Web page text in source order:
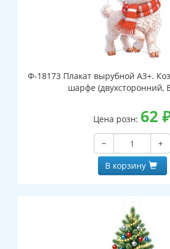
Ф-18173 Плакат вырубной А3+.
шарфе (двухсторонний,
Цена розн: 62
−
+
В корзину